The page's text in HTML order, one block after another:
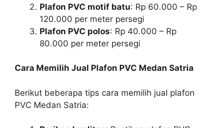
Plafon PVC motif batu: Rp 60.000 – Rp
120.000 per meter persegi
Plafon PVC polos: Rp 40.000 – Rp
80.000 per meter persegi
Cara Memilih Jual Plafon PVC Medan Satria
Berikut beberapa tips cara memilih jual plafon
PVC Medan Satria: